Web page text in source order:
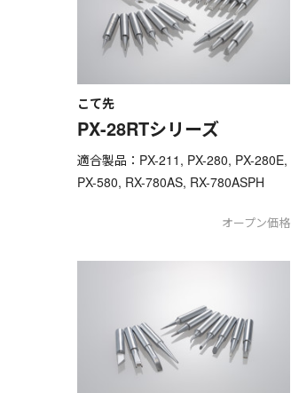
こて先
PX-28RTシリーズ
適合製品：PX-211, PX-280, PX-280E,
PX-580, RX-780AS, RX-780ASPH
オープン価格